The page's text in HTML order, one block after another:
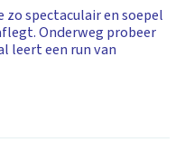
zo spectaculair en soepel
Onderweg probeer
leert een run van